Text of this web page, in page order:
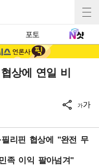
포토
상에 연일 비
가가
필리핀 협상에 "완전 무
족 이익 팔아넘겨"